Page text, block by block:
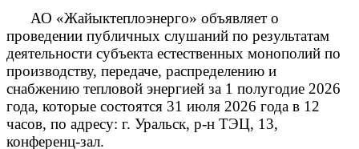
АО «Жайыктеплоэнерго» объявляет о
проведении публичных слушаний по результатам
деятельности субъекта естественных монополий по
производству, передаче, распределению и
снабжению тепловой энергией за 1 полугодие 2026
года, которые состоятся 31 июля 2026 года в 12
часов, по адресу: г. Уральск, р-н ТЭЦ, 13,
конференц-зал.